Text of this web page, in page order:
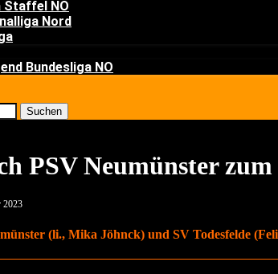
Staffel NO
Nord
Bundesliga NO
Suchen
PSV Neumünster
2023
(li., Mika Jöhnck) und SV Todesfelde